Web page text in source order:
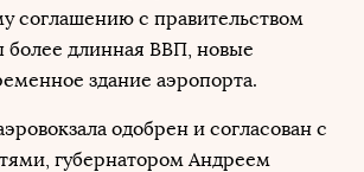
соглашению с правительством
более длинная ВВП, новые
здание аэропорта.
одобрен и согласован с
губернатором Андреем